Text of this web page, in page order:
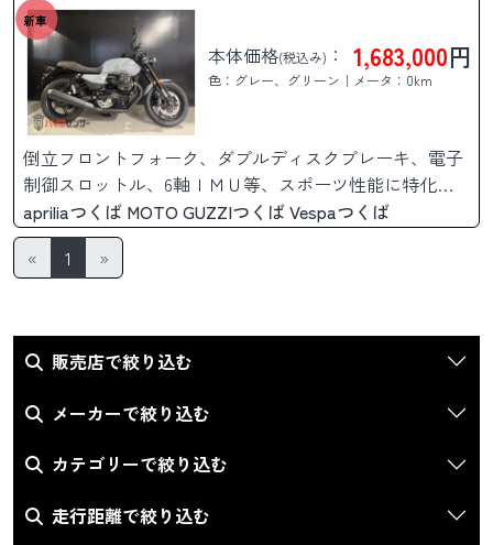
新車
本体価格(税込み) ： 1,683,000円
色：グレー、グリーン｜メータ：0km
倒立フロントフォーク、ダブルディスクブレーキ、電子
制御スロットル、6軸ＩＭＵ等、スポーツ性能に特化し
た仕様です。
apriliaつくば MOTO GUZZIつくば Vespaつくば
«
1 »
販売店で絞り込む
メーカーで絞り込む
カテゴリーで絞り込む
走行距離で絞り込む